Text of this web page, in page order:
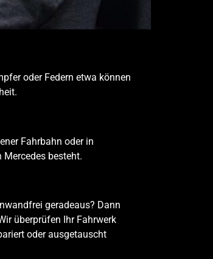
oder Federn etwa können
Fahrbahn oder in
besteht.
geradeaus? Dann
überprüfen Ihr Fahrwerk
oder ausgetauscht